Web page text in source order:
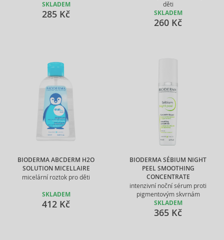
SKLADEM
285 Kč
děti
SKLADEM
260 Kč
BIODERMA ABCDERM H2O
SOLUTION MICELLAIRE
micelární roztok pro děti
SKLADEM
412 Kč
BIODERMA SÉBIUM NIGHT
PEEL SMOOTHING
CONCENTRATE
intenzivní noční sérum proti
pigmentovým skvrnám
SKLADEM
365 Kč